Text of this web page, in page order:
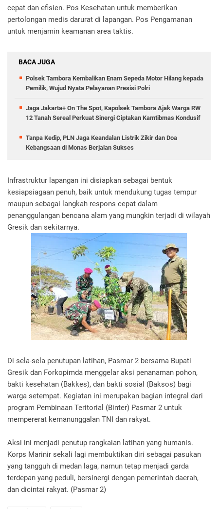
cepat dan efisien. Pos Kesehatan untuk memberikan
pertolongan medis darurat di lapangan. Pos Pengamanan
untuk menjamin keamanan area taktis.
BACA JUGA
Polsek Tambora Kembalikan Enam Sepeda Motor Hilang kepada
Pemilik, Wujud Nyata Pelayanan Presisi Polri
Jaga Jakarta+ On The Spot, Kapolsek Tambora Ajak Warga RW
12 Tanah Sereal Perkuat Sinergi Ciptakan Kamtibmas Kondusif
Tanpa Kedip, PLN Jaga Keandalan Listrik Zikir dan Doa
Kebangsaan di Monas Berjalan Sukses
Infrastruktur lapangan ini disiapkan sebagai bentuk
kesiapsiagaan penuh, baik untuk mendukung tugas tempur
maupun sebagai langkah respons cepat dalam
penanggulangan bencana alam yang mungkin terjadi di wilayah
Gresik dan sekitarnya.
Di sela-sela penutupan latihan, Pasmar 2 bersama Bupati
Gresik dan Forkopimda menggelar aksi penanaman pohon,
bakti kesehatan (Bakkes), dan bakti sosial (Baksos) bagi
warga setempat. Kegiatan ini merupakan bagian integral dari
program Pembinaan Teritorial (Binter) Pasmar 2 untuk
mempererat kemanunggalan TNI dan rakyat.
Aksi ini menjadi penutup rangkaian latihan yang humanis.
Korps Marinir sekali lagi membuktikan diri sebagai pasukan
yang tangguh di medan laga, namun tetap menjadi garda
terdepan yang peduli, bersinergi dengan pemerintah daerah,
dan dicintai rakyat. (Pasmar 2)